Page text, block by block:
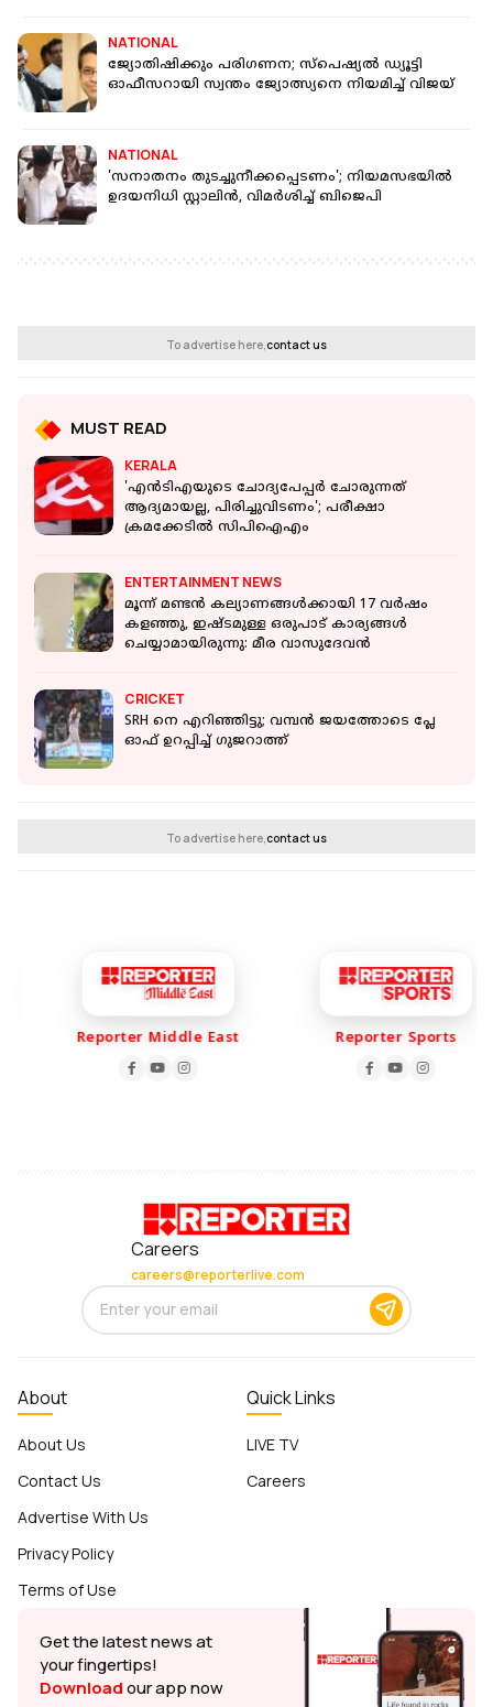
NATIONAL
ജ്യോതിഷിക്കും പരിഗണന; സ്‌പെഷ്യല്‍ ഡ്യൂട്ടി
ഓഫീസറായി സ്വന്തം ജ്യോത്സ്യനെ നിയമിച്ച് വിജയ്
NATIONAL
'സനാതനം തുടച്ചുനീക്കപ്പെടണം'; നിയമസഭയിൽ
ഉദയനിധി സ്റ്റാലിൻ, വിമർശിച്ച് ബിജെപി
To advertise here,contact us
MUST READ
KERALA
'എന്‍ടിഎയുടെ ചോദ്യപേപ്പര്‍ ചോരുന്നത്
ആദ്യമായല്ല, പിരിച്ചുവിടണം'; പരീക്ഷാ
ക്രമക്കേടില്‍ സിപിഐഎം
ENTERTAINMENT NEWS
മൂന്ന് മണ്ടൻ കല്യാണങ്ങൾക്കായി 17 വർഷം
കളഞ്ഞു, ഇഷ്ടമുള്ള ഒരുപാട് കാര്യങ്ങൾ
ചെയ്യാമായിരുന്നു: മീര വാസുദേവൻ
CRICKET
SRH നെ എറിഞ്ഞിട്ടു; വമ്പൻ ജയത്തോടെ പ്ലേ
ഓഫ് ഉറപ്പിച്ച് ഗുജറാത്ത്
To advertise here,contact us
Reporter Middle East Reporter Sports
Careers
careers@reporterlive.com
About
About Us
Contact Us
Advertise With Us
Privacy Policy
Terms of Use
Quick Links
LIVE TV
Careers
Get the latest news at
your fingertips!
Downloadour app now